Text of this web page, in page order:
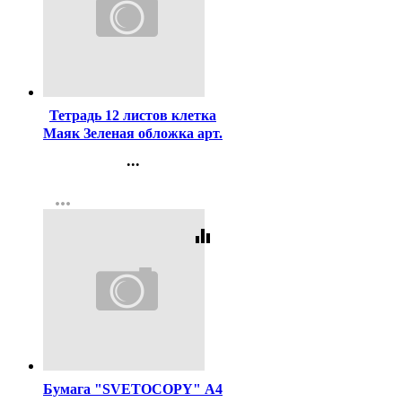
Тетрадь 12 листов клетка
Маяк Зеленая обложка арт.
...
Регистрация
more_horiz
equalizer
Бумага "SVETOCOPY" А4